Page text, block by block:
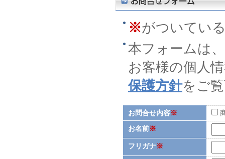
※がついてい
本フォームは
お客様の個人
保護方針をご
お問合せ内容※
お名前※
フリガナ※